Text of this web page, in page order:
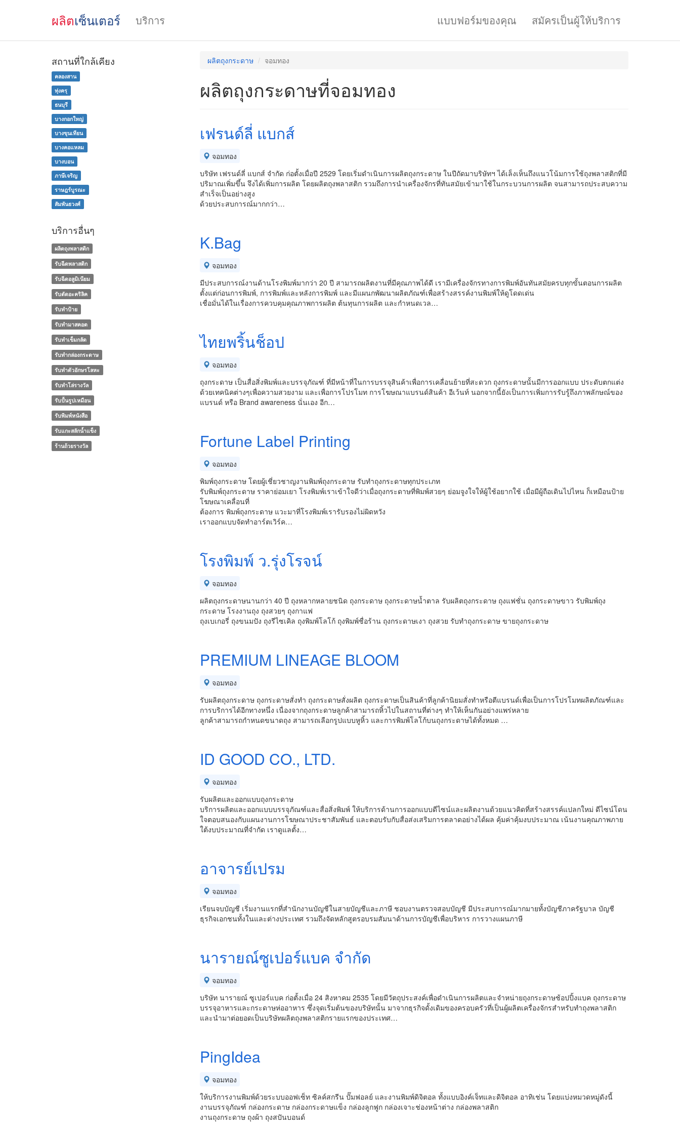
ผลิตเซ็นเตอร์ บริการ แบบฟอร์มของคุณ สมัครเป็นผู้ให้บริการ
ผลิตถุงกระดาษ จอมทอง
ผลิตถุงกระดาษที่จอมทอง
เฟรนด์ลี่ แบกส์
จอมทอง
บริษัท เฟรนด์ลี่ แบกส์ จำกัด ก่อตั้งเมื่อปี 2529 โดยเริ่มดำเนินการผลิตถุงกระดาษ ในปีถัดมาบริษัทฯ ได้เล็งเห็นถึงแนวโน้มการใช้ถุงพลาสติกที่มี
ปริมาณเพิ่มขึ้น จึงได้เพิ่มการผลิต โดยผลิตถุงพลาสติก รวมถึงการนำเครื่องจักรที่ทันสมัยเข้ามาใช้ในกระบวนการผลิต จนสามารถประสบความ
สำเร็จเป็นอย่างสูง
ด้วยประสบการณ์มากกว่า…
K.Bag
จอมทอง
มีประสบการณ์งานด้านโรงพิมพ์มากว่า 20 ปี สามารถผลิตงานที่มีคุณภาพได้ดี เรามีเครื่องจักรทางการพิมพ์อันทันสมัยครบทุกขั้นตอนการผลิต
ตั้งแต่ก่อนการพิมพ์, การพิมพ์และหลังการพิมพ์ และมีแผนกพัฒนาผลิตภัณฑ์เพื่อสร้างสรรค์งานพิมพ์ให้ดูโดดเด่น
เชื่อมั่นได้ในเรื่องการควบคุมคุณภาพการผลิต ต้นทุนการผลิต และกำหนดเวล…
ไทยพริ้นช็อป
จอมทอง
ถุงกระดาษ เป็นสื่อสิ่งพิมพ์และบรรจุภัณฑ์ ที่มีหน้าที่ในการบรรจุสินค้าเพื่อการเคลื่อนย้ายที่สะดวก ถุงกระดาษนั้นมีการออกแบบ ประดับตกแต่ง
ด้วยเทคนิคต่างๆเพื่อความสวยงาม และเพื่อการโปรโมท การโฆษณาแบรนด์สินค้า อีเว้นท์ นอกจากนี้ยังเป็นการเพิ่มการรับรู้ถึงภาพลักษณ์ของ
แบรนด์ หรือ Brand awareness นั่นเอง อีก…
Fortune Label Printing
จอมทอง
พิมพ์ถุงกระดาษ โดยผู้เชี่ยวชาญงานพิมพ์ถุงกระดาษ รับทำถุงกระดาษทุกประเภท
รับพิมพ์ถุงกระดาษ ราคาย่อมเยา โรงพิมพ์เราเข้าใจดีว่าเมื่อถุงกระดาษที่พิมพ์สวยๆ ย่อมจูงใจให้ผู้ใช้อยากใช้ เมื่อมีผู้ถือเดินไปไหน ก็เหมือนป้าย
โฆษณาเคลื่อนที่
ต้องการ พิมพ์ถุงกระดาษ แวะมาที่โรงพิมพ์เรารับรองไม่ผิดหวัง
เราออกแบบจัดทำอาร์ตเวิร์ค…
โรงพิมพ์ ว.รุ่งโรจน์
จอมทอง
ผลิตถุงกระดาษนานกว่า 40 ปี ถุงหลากหลายชนิด ถุงกระดาษ ถุงกระดาษน้ำตาล รับผลิตถุงกระดาษ ถุงแฟชั่น ถุงกระดาษขาว รับพิมพ์ถุง
กระดาษ โรงงานถุง ถุงสวยๆ ถุงกาแฟ
ถุงเบเกอรี่ ถุงขนมปัง ถุงรีไซเคิล ถุงพิมพ์โลโก้ ถุงพิมพ์ชื่อร้าน ถุงกระดาษเงา ถุงสวย รับทำถุงกระดาษ ขายถุงกระดาษ
PREMIUM LINEAGE BLOOM
จอมทอง
รับผลิตถุงกระดาษ ถุงกระดาษสั่งทำ ถุงกระดาษสั่งผลิต ถุงกระดาษเป็นสินค้าที่ลูกค้านิยมสั่งทำหรือตีแบรนด์เพื่อเป็นการโปรโมทผลิตภัณฑ์และ
การบริการได้อีกทางหนึ่ง เนื่องจากถุงกระดาษลูกค้าสามารถหิ้วไปในสถานที่ต่างๆ ทำให้เห็นกันอย่างแพร่หลาย
ลูกค้าสามารถกำหนดขนาดถุง สามารถเลือกรูปแบบหูหิ้ว และการพิมพ์โลโก้บนถุงกระดาษได้ทั้งหมด …
ID GOOD CO., LTD.
จอมทอง
รับผลิตและออกแบบถุงกระดาษ
บริการผลิตและออกแบบบรรจุภัณฑ์และสื่อสิ่งพิมพ์ ให้บริการด้านการออกแบบดีไซน์และผลิตงานด้วยแนวคิดที่สร้างสรรค์แปลกใหม่ ดีไซน์โดน
ใจตอบสนองกับแผนงานการโฆษณาประชาสัมพันธ์ และตอบรับกับสื่อส่งเสริมการตลาดอย่างได้ผล คุ้มค่าคุ้มงบประมาณ เน้นงานคุณภาพภาย
ใต้งบประมาณที่จำกัด เราดูแลตั้ง…
อาจารย์เปรม
จอมทอง
เรียนจบบัญชี​ เริ่มงานแรกที่สำนักงานบัญชีในสายบัญชีและภาษี​ ชอบงานตรวจสอบบัญชี​ มีประสบการณ์​มากมายทั้งบัญชี​ภาครัฐบาล​ บัญชี​
ธุรกิจเอกชน​ทั้งในและต่างประเทศ​ รวมถึงจัดหลักสูตร​อบรมสัมนา​​ด้านการบัญชี​เพื่อบริหาร​ การวางแผนภาษี
นารายณ์ซูเปอร์แบค จำกัด
จอมทอง
บริษัท นารายณ์ ซูเปอร์แบค ก่อตั้งเมื่อ 24 สิงหาคม 2535 โดยมีวัตถุประสงค์เพื่อดำเนินการผลิตและจำหน่ายถุงกระดาษช้อปปิ้งแบค ถุงกระดาษ
บรรจุอาหารและกระดาษห่ออาหาร ซึ่งจุดเริ่มต้นของบริษัทนั้น มาจากธุรกิจดั้งเดิมของครอบครัวที่เป็นผู้ผลิตเครื่องจักรสำหรับทำถุงพลาสติก
และนำมาต่อยอดเป็นบริษัทผลิตถุงพลาสติกรายแรกของประเทศ…
PingIdea
จอมทอง
ให้บริการงานพิมพ์ด้วยระบบออฟเซ็ท ซิลค์สกรีน ปั๊มฟอลย์ และงานพิมพ์ดิจิตอล ทั้งแบบอิงค์เจ็ทและดิจิตอล อาทิเช่น โดยแบ่งหมวดหมู่ดังนี้
งานบรรจุภัณฑ์ กล่องกระดาษ กล่องกระดาษแข็ง กล่องลูกฟูก กล่องเจาะช่องหน้าต่าง กล่องพลาสติก
งานถุงกระดาษ ถุงผ้า ถุงสปันบอนด์
สถานที่ใกล้เคียง
คลองสาน
ทุ่งครุ
ธนบุรี
บางกอกใหญ่
บางขุนเทียน
บางคอแหลม
บางบอน
ภาษีเจริญ
ราษฎร์บูรณะ
สัมพันธวงศ์
บริการอื่นๆ
ผลิตถุงพลาสติก
รับฉีดพลาสติก
รับฉีดอลูมิเนียม
รับตัดอะคริลิค
รับทำป้าย
รับทำมาสคอต
รับทำเข็มกลัด
รับทํากล่องกระดาษ
รับทําตัวอักษรโลหะ
รับทําโล่รางวัล
รับปั้นรูปเหมือน
รับพิมพ์หนังสือ
รับแกะสลักน้ำแข็ง
ร้านถ้วยรางวัล